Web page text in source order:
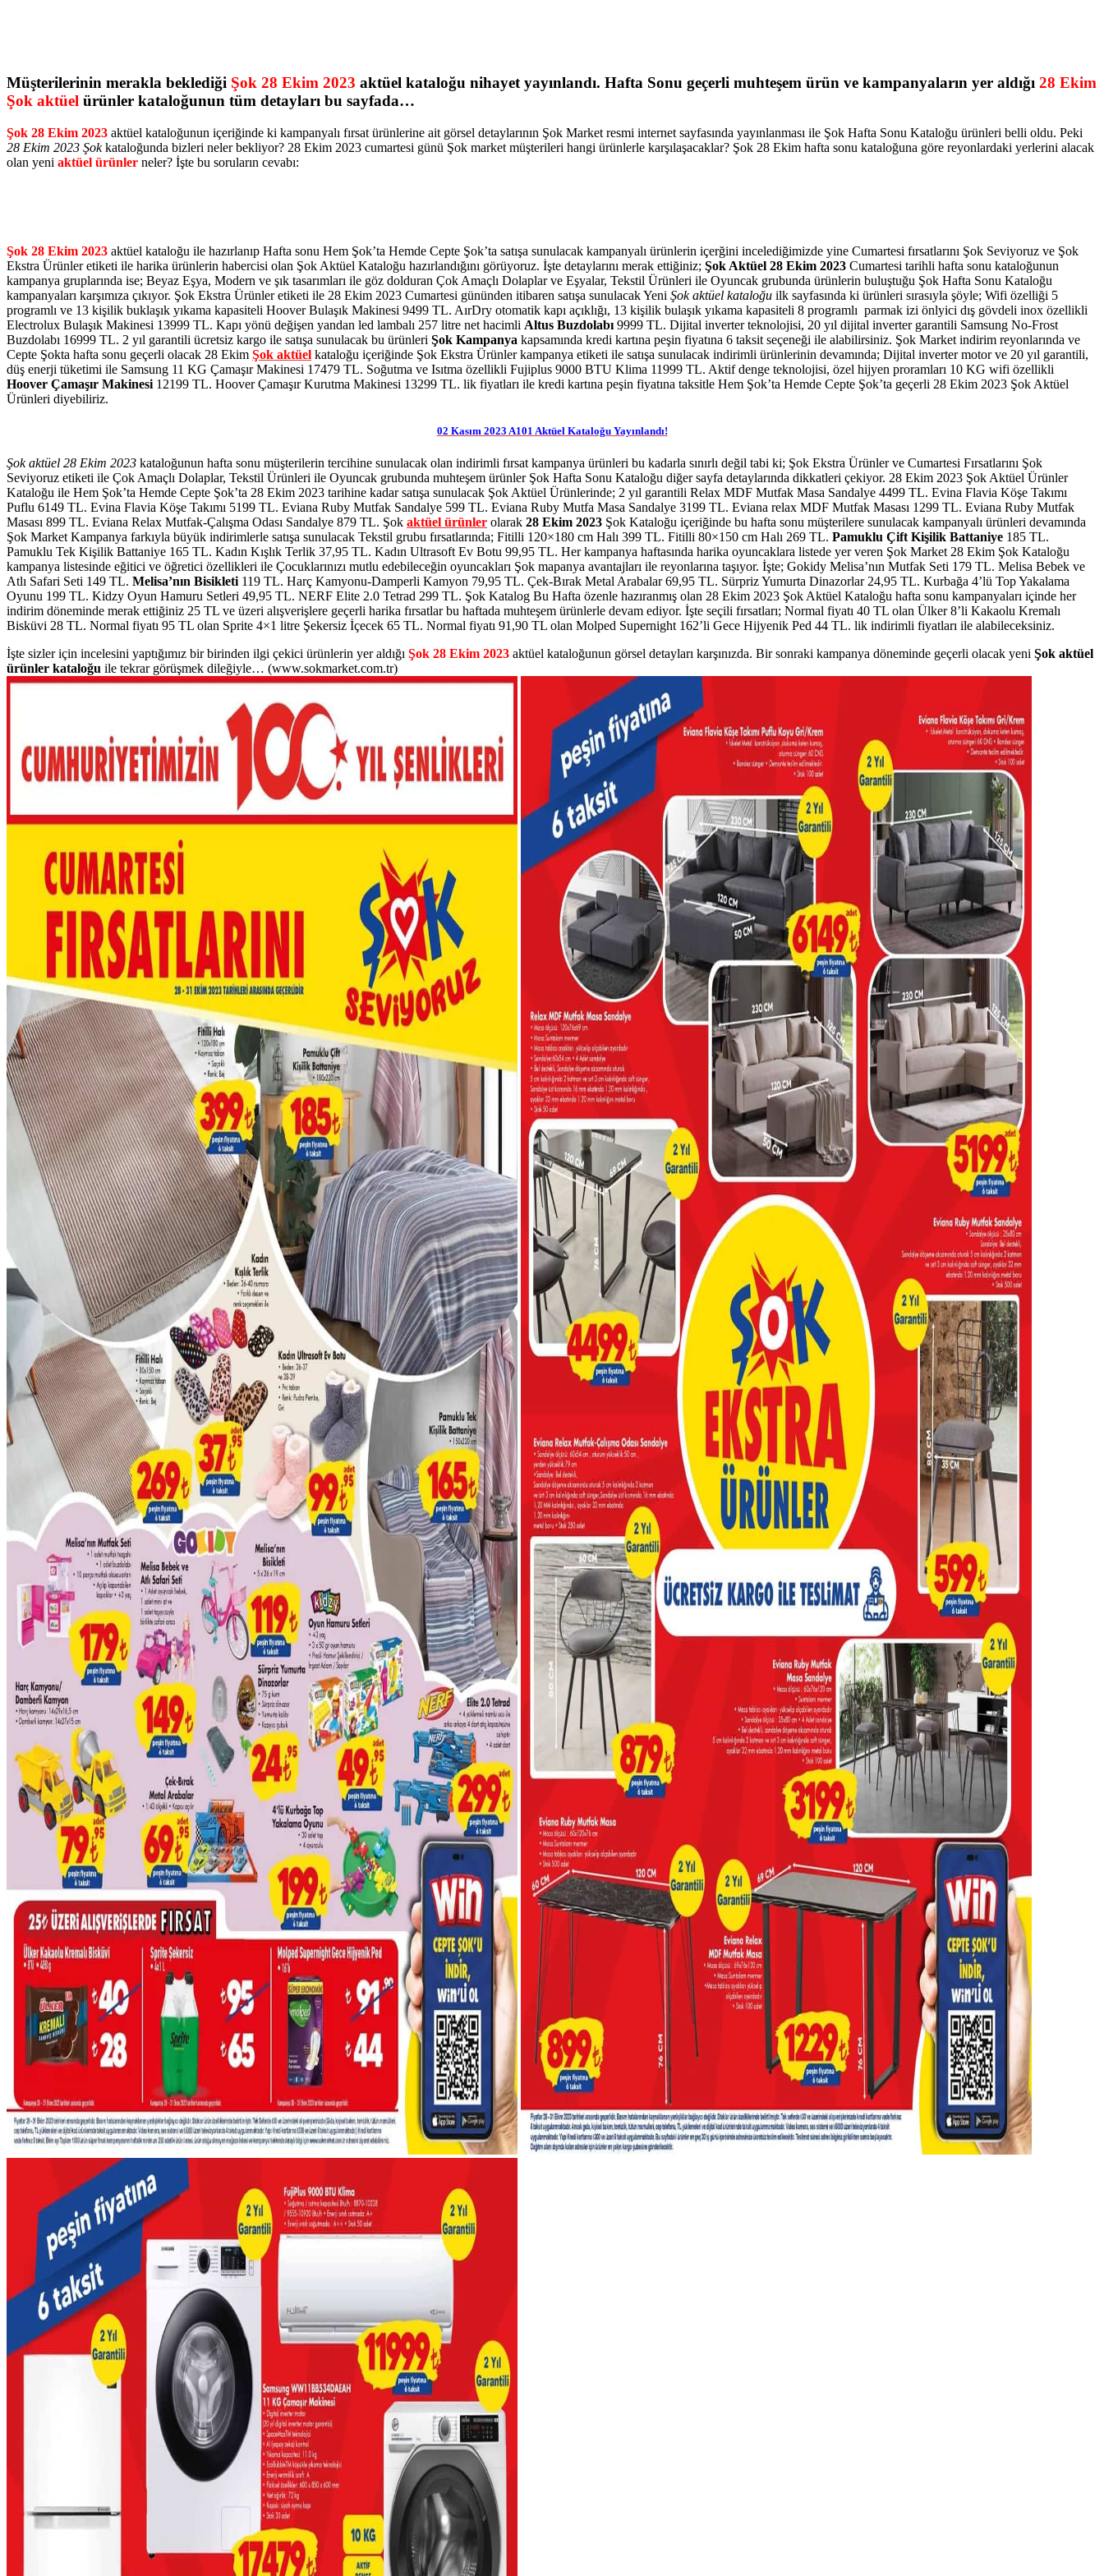
Müşterilerinin merakla beklediği Şok 28 Ekim 2023 aktüel kataloğu nihayet yayınlandı. Hafta Sonu geçerli muhteşem ürün ve kampanyaların yer aldığı 28 Ekim
Şok aktüel ürünler kataloğunun tüm detayları bu sayfada…
Şok 28 Ekim 2023 aktüel kataloğunun içeriğinde ki kampanyalı fırsat ürünlerine ait görsel detaylarının Şok Market resmi internet sayfasında yayınlanması ile Şok Hafta Sonu Kataloğu ürünleri belli oldu. Peki
28 Ekim 2023 Şokkataloğunda bizleri neler bekliyor? 28 Ekim 2023 cumartesi günü Şok market müşterileri hangi ürünlerle karşılaşacaklar? Şok 28 Ekim hafta sonu kataloğuna göre reyonlardaki yerlerini alacak
olan yeni aktüel ürünler neler? İşte bu soruların cevabı:
Şok 28 Ekim 2023 aktüel kataloğu ile hazırlanıp Hafta sonu Hem Şok’ta Hemde Cepte Şok’ta satışa sunulacak kampanyalı ürünlerin içerğini incelediğimizde yine Cumartesi fırsatlarını Şok Seviyoruz ve Şok
Ekstra Ürünler etiketi ile harika ürünlerin habercisi olan Şok Aktüel Kataloğu hazırlandığını görüyoruz. İşte detaylarını merak ettiğiniz; Şok Aktüel 28 Ekim 2023 Cumartesi tarihli hafta sonu kataloğunun
kampanya gruplarında ise; Beyaz Eşya, Modern ve şık tasarımları ile göz dolduran Çok Amaçlı Dolaplar ve Eşyalar, Tekstil Ürünleri ile Oyuncak grubunda ürünlerin buluştuğu Şok Hafta Sonu Kataloğu
kampanyaları karşımıza çıkıyor. Şok Ekstra Ürünler etiketi ile 28 Ekim 2023 Cumartesi gününden itibaren satışa sunulacak Yeni Şok aktüel kataloğu ilk sayfasında ki ürünleri sırasıyla şöyle; Wifi özelliği 5
programlı ve 13 kişilik buklaşık yıkama kapasiteli Hoover Bulaşık Makinesi 9499 TL. AırDry otomatik kapı açıklığı, 13 kişilik bulaşık yıkama kapasiteli 8 programlı parmak izi önlyici dış gövdeli inox özellikli
Electrolux Bulaşık Makinesi 13999 TL. Kapı yönü değişen yandan led lambalı 257 litre net hacimli Altus Buzdolabı 9999 TL. Dijital inverter teknolojisi, 20 yıl dijital inverter garantili Samsung No-Frost
Buzdolabı 16999 TL. 2 yıl garantili ücretsiz kargo ile satışa sunulacak bu ürünleri Şok Kampanya kapsamında kredi kartına peşin fiyatına 6 taksit seçeneği ile alabilirsiniz. Şok Market indirim reyonlarında ve
Cepte Şokta hafta sonu geçerli olacak 28 Ekim Şok aktüel kataloğu içeriğinde Şok Ekstra Ürünler kampanya etiketi ile satışa sunulacak indirimli ürünlerinin devamında; Dijital inverter motor ve 20 yıl garantili,
düş enerji tüketimi ile Samsung 11 KG Çamaşır Makinesi 17479 TL. Soğutma ve Isıtma özellikli Fujiplus 9000 BTU Klima 11999 TL. Aktif denge teknolojisi, özel hijyen proramları 10 KG wifi özellikli
Hoover Çamaşır Makinesi 12199 TL. Hoover Çamaşır Kurutma Makinesi 13299 TL. lik fiyatları ile kredi kartına peşin fiyatına taksitle Hem Şok’ta Hemde Cepte Şok’ta geçerli 28 Ekim 2023 Şok Aktüel
Ürünleri diyebiliriz.
02 Kasım 2023 A101 Aktüel Kataloğu Yayınlandı!
Şok aktüel 28 Ekim 2023 kataloğunun hafta sonu müşterilerin tercihine sunulacak olan indirimli fırsat kampanya ürünleri bu kadarla sınırlı değil tabi ki; Şok Ekstra Ürünler ve Cumartesi Fırsatlarını Şok
Seviyoruz etiketi ile Çok Amaçlı Dolaplar, Tekstil Ürünleri ile Oyuncak grubunda muhteşem ürünler Şok Hafta Sonu Kataloğu diğer sayfa detaylarında dikkatleri çekiyor. 28 Ekim 2023 Şok Aktüel Ürünler
Kataloğu ile Hem Şok’ta Hemde Cepte Şok’ta 28 Ekim 2023 tarihine kadar satışa sunulacak Şok Aktüel Ürünlerinde; 2 yıl garantili Relax MDF Mutfak Masa Sandalye 4499 TL. Evina Flavia Köşe Takımı
Puflu 6149 TL. Evina Flavia Köşe Takımı 5199 TL. Eviana Ruby Mutfak Sandalye 599 TL. Eviana Ruby Mutfa Masa Sandalye 3199 TL. Eviana relax MDF Mutfak Masası 1299 TL. Eviana Ruby Mutfak
Masası 899 TL. Eviana Relax Mutfak-Çalışma Odası Sandalye 879 TL. Şok aktüel ürünler olarak 28 Ekim 2023 Şok Kataloğu içeriğinde bu hafta sonu müşterilere sunulacak kampanyalı ürünleri devamında
Şok Market Kampanya farkıyla büyük indirimlerle satışa sunulacak Tekstil grubu fırsatlarında; Fitilli 120×180 cm Halı 399 TL. Fitilli 80×150 cm Halı 269 TL. Pamuklu Çift Kişilik Battaniye 185 TL.
Pamuklu Tek Kişilik Battaniye 165 TL. Kadın Kışlık Terlik 37,95 TL. Kadın Ultrasoft Ev Botu 99,95 TL. Her kampanya haftasında harika oyuncaklara listede yer veren Şok Market 28 Ekim Şok Kataloğu
kampanya listesinde eğitici ve öğretici özellikleri ile Çocuklarınızı mutlu edebileceğin oyuncakları Şok mapanya avantajları ile reyonlarına taşıyor. İşte; Gokidy Melisa’nın Mutfak Seti 179 TL. Melisa Bebek ve
Atlı Safari Seti 149 TL. Melisa’nın Bisikleti119 TL. Harç Kamyonu-Damperli Kamyon 79,95 TL. Çek-Bırak Metal Arabalar 69,95 TL. Sürpriz Yumurta Dinazorlar 24,95 TL. Kurbağa 4’lü Top Yakalama
Oyunu 199 TL. Kidzy Oyun Hamuru Setleri 49,95 TL. NERF Elite 2.0 Tetrad 299 TL. Şok Katalog Bu Hafta özenle hazıranmış olan 28 Ekim 2023 Şok Aktüel Kataloğu hafta sonu kampanyaları içinde her
indirim döneminde merak ettiğiniz 25 TL ve üzeri alışverişlere geçerli harika fırsatlar bu haftada muhteşem ürünlerle devam ediyor. İşte seçili fırsatları; Normal fiyatı 40 TL olan Ülker 8’li Kakaolu Kremalı
Bisküvi 28 TL. Normal fiyatı 95 TL olan Sprite 4×1 litre Şekersiz İçecek 65 TL. Normal fiyatı 91,90 TL olan Molped Supernight 162’li Gece Hijyenik Ped 44 TL. lik indirimli fiyatları ile alabileceksiniz.
İşte sizler için incelesini yaptığımız bir birinden ilgi çekici ürünlerin yer aldığı Şok 28 Ekim 2023 aktüel kataloğunun görsel detayları karşınızda. Bir sonraki kampanya döneminde geçerli olacak yeni Şok aktüel
ürünler kataloğu ile tekrar görüşmek dileğiyle… (www.sokmarket.com.tr)